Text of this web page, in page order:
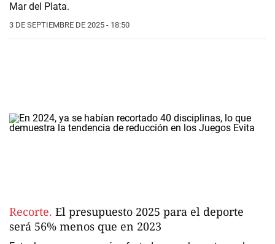
Mar del Plata.
3 DE SEPTIEMBRE DE 2025 - 18:50
Recorte. El presupuesto 2025 para el deporte
será 56% menos que en 2023